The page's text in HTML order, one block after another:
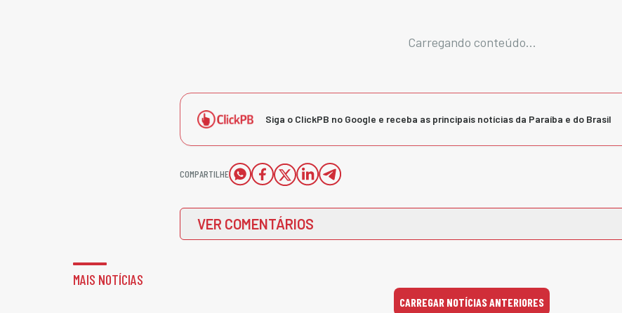
Carregando conteúdo...
Siga o ClickPB no Google e receba as principais notícias da Paraíba e do Brasil
COMPARTILHE
VER COMENTÁRIOS
MAIS NOTÍCIAS
CARREGAR NOTÍCIAS ANTERIORES